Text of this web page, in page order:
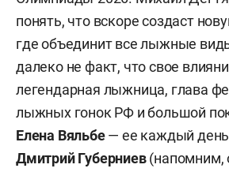
понять, что вскоре создаст
где объединит все лыжные
далеко не факт, что свое
легендарная лыжница, глава
лыжных гонок РФ и большой
Елена Вяльбе— ее каждый день
Дмитрий Губерниев(напомним,